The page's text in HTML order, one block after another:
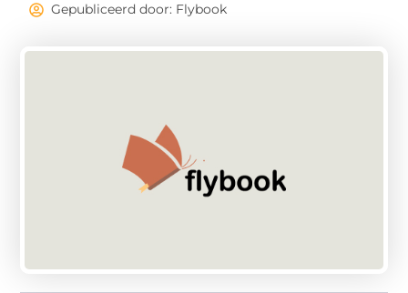
Gepubliceerd door: Flybook